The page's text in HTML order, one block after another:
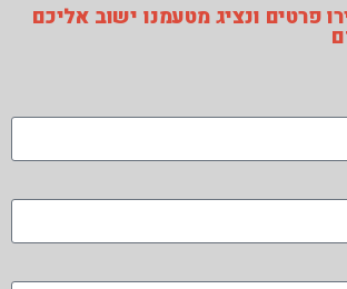
פרטים ונציג מטעמנו ישוב אליכם